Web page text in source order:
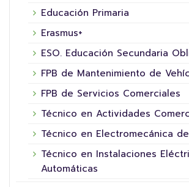
Educación Primaria
Erasmus+
ESO. Educación Secundaria
FPB de Mantenimiento de
FPB de Servicios Comerciales
Técnico en Actividades
Técnico en Electromecánica
Técnico en Instalaciones
Automáticas